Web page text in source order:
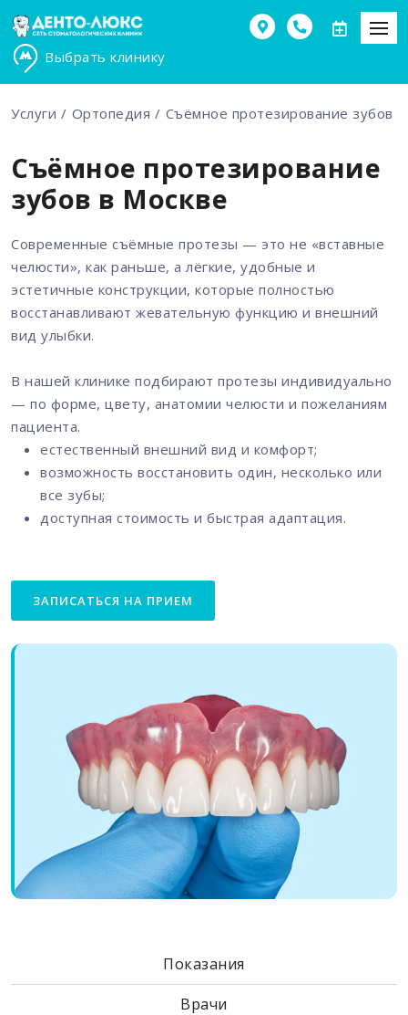
Выбрать клинику
Услуги Ортопедия Съёмное протезирование зубов
Съёмное протезирование
зубов в Москве
Современные съёмные протезы — это не «вставные
челюсти», как раньше, а лёгкие, удобные и
эстетичные конструкции, которые полностью
восстанавливают жевательную функцию и внешний
вид улыбки.
В нашей клинике подбирают протезы индивидуально
— по форме, цвету, анатомии челюсти и пожеланиям
пациента.
естественный внешний вид и комфорт;
возможность восстановить один, несколько или
все зубы;
доступная стоимость и быстрая адаптация.
ЗАПИСАТЬСЯ НА ПРИЕМ
Показания
Врачи